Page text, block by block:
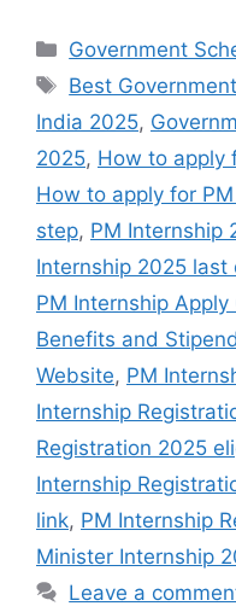
Categories
Government
Tags
Best
India 2025,
2025, How to apply
How to apply for
step, PM Internship
Internship 2025
PM Internship
Benefits and Stipend
Website, PM
Internship
Registration 2025
Internship
link, PM Internship
Minister Internship
Leave a